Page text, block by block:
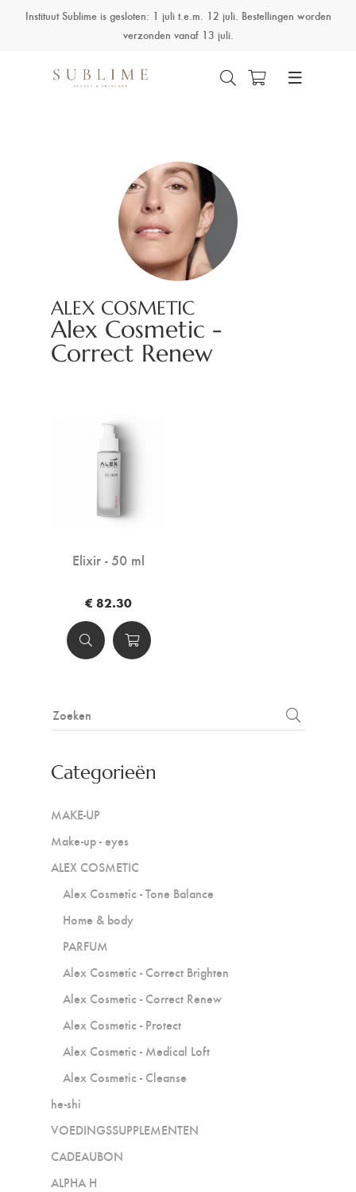
Instituut Sublime is gesloten: 1 juli t.e.m. 12 juli. Bestellingen worden
verzonden vanaf 13 juli.
ALEX COSMETIC
Alex Cosmetic -
Correct Renew
Elixir - 50 ml
€ 82.30
Categorieën
MAKE-UP
Make-up - eyes
ALEX COSMETIC
Alex Cosmetic - Tone Balance
Home & body
PARFUM
Alex Cosmetic - Correct Brighten
Alex Cosmetic - Correct Renew
Alex Cosmetic - Protect
Alex Cosmetic - Medical Loft
Alex Cosmetic - Cleanse
he-shi
VOEDINGSSUPPLEMENTEN
CADEAUBON
ALPHA H